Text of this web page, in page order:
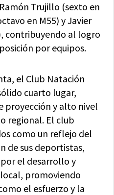
Trujillo (sexto en
en M55) y Javier
contribuyendo al logro
por equipos.
el Club Natación
cuarto lugar,
proyección y alto nivel
regional. El club
como un reflejo del
de sus deportistas,
el desarrollo y
promoviendo
el esfuerzo y la